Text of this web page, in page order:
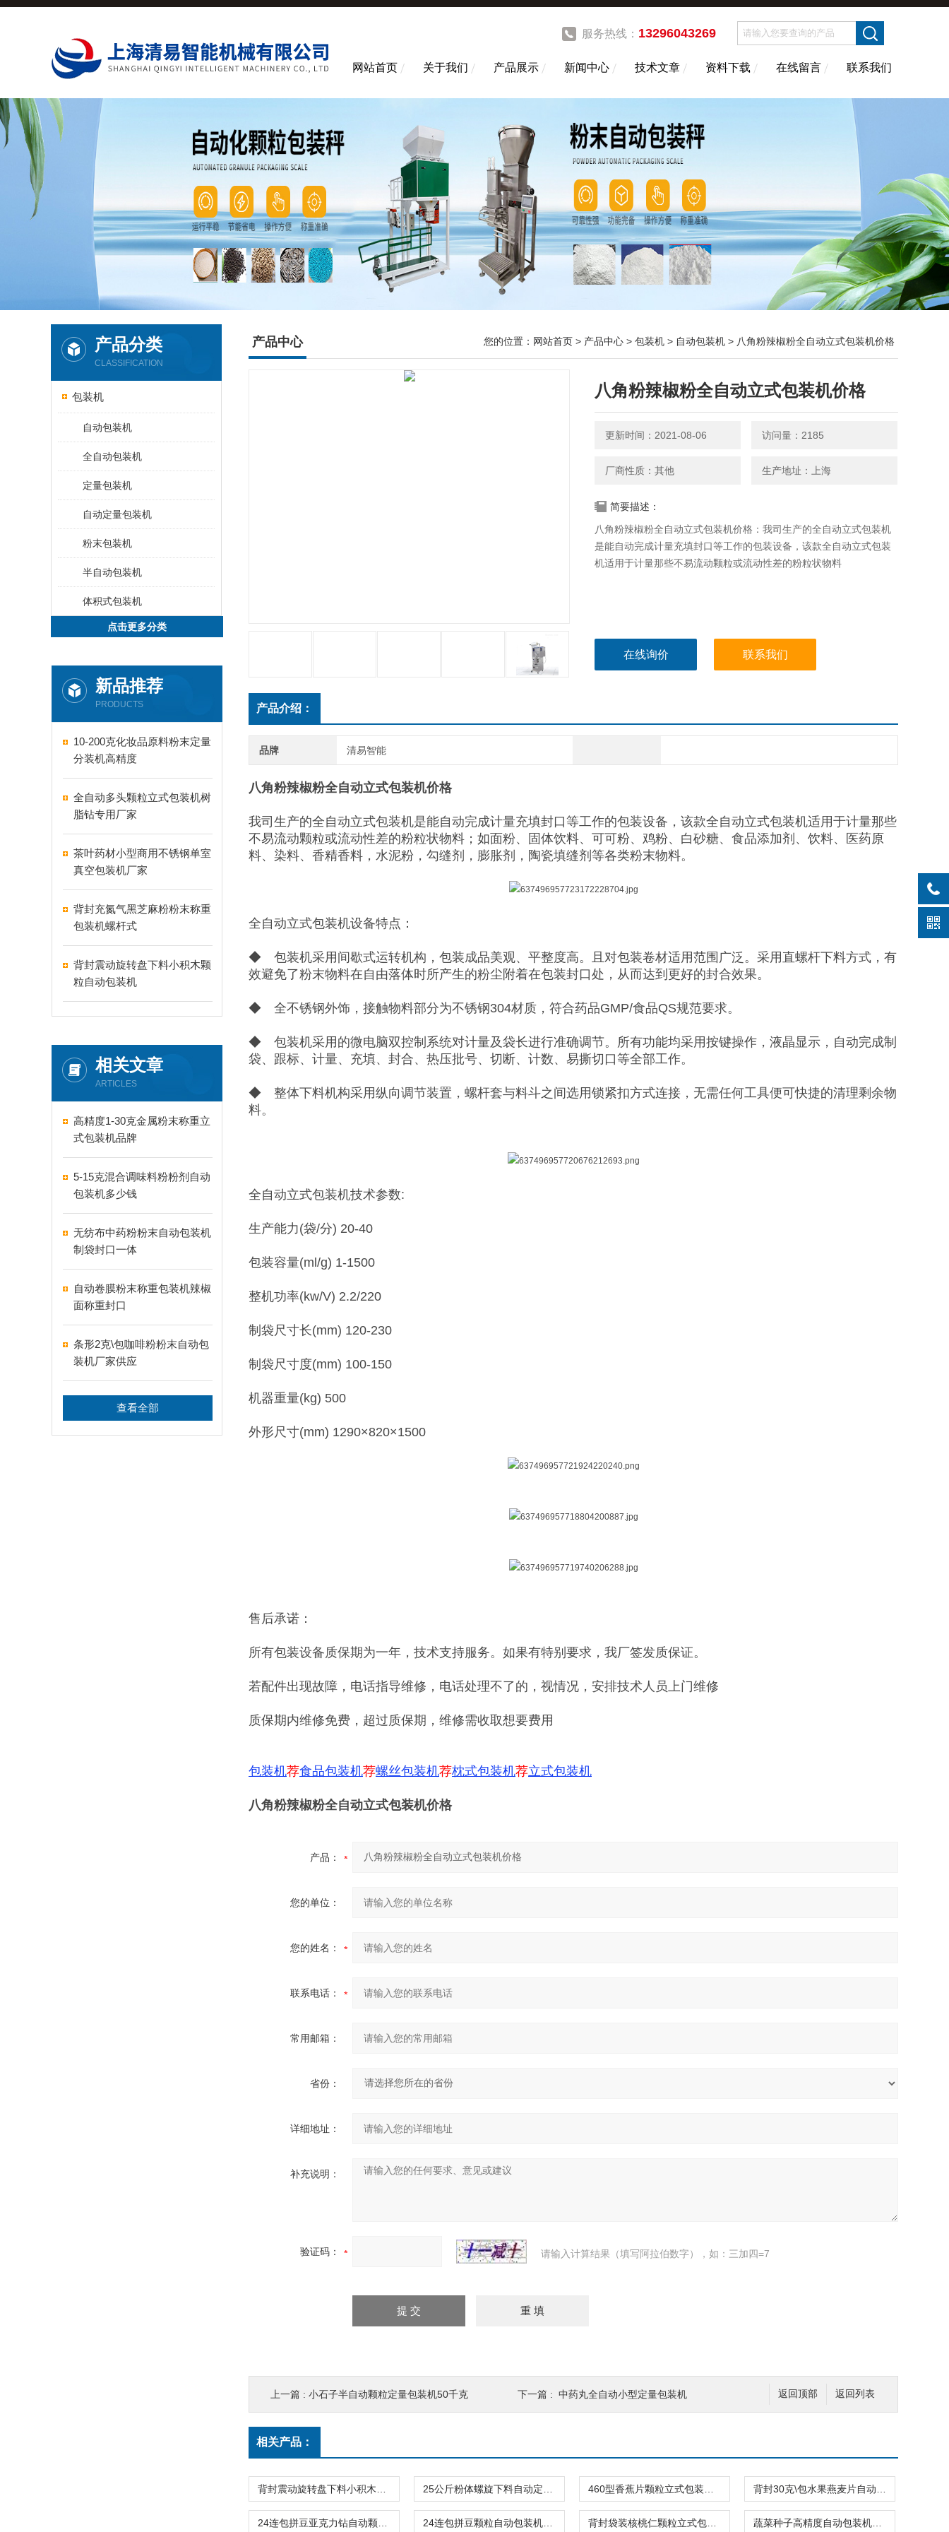
服务热线： 13296043269
网站首页 关于我们 产品展示 新闻中心 技术文章 资料下载 在线留言 联系我们
产品分类
CLASSIFICATION
包装机
自动包装机
全自动包装机
定量包装机
自动定量包装机
粉末包装机
半自动包装机
体积式包装机
点击更多分类
新品推荐
PRODUCTS
10-200克化妆品原料粉末定量
分装机高精度
全自动多头颗粒立式包装机树
脂钻专用厂家
茶叶药材小型商用不锈钢单室
真空包装机厂家
背封充氮气黑芝麻粉粉末称重
包装机螺杆式
背封震动旋转盘下料小积木颗
粒自动包装机
相关文章
ARTICLES
高精度1-30克金属粉末称重立
式包装机品牌
5-15克混合调味料粉粉剂自动
包装机多少钱
无纺布中药粉粉末自动包装机
制袋封口一体
自动卷膜粉末称重包装机辣椒
面称重封口
条形2克\包咖啡粉粉末自动包
装机厂家供应
查看全部
产品中心 您的位置： 网站首页 > 产品中心 > 包装机 > 自动包装机 > 八角粉辣椒粉全自动立式包装机价格
八角粉辣椒粉全自动立式包装机价格
更新时间：2021-08-06 访问量：2185
厂商性质：其他 生产地址：上海
简要描述：
八角粉辣椒粉全自动立式包装机价格：我司生产的全自动立式包装机​
是能自动完成计量充填封口等工作的包装设备，该款全自动立式包装
机适用于计量那些不易流动颗粒或流动性差的粉粒状物料
在线询价 联系我们
产品介绍：
品牌 清易智能
八角粉辣椒粉全自动立式包装机价格
我司生产的全自动立式包装机是能自动完成计量充填封口等工作的包装设备，该款全自动立式包装机适用于计量那些
不易流动颗粒或流动性差的粉粒状物料；如面粉、固体饮料、可可粉、鸡粉、白砂糖、食品添加剂、饮料、医药原
料、染料、香精香料，水泥粉，勾缝剂，膨胀剂，陶瓷填缝剂等各类粉末物料。
全自动立式包装机设备特点：
◆ 包装机采用间歇式运转机构，包装成品美观、平整度高。且对包装卷材适用范围广泛。采用直螺杆下料方式，有
效避免了粉末物料在自由落体时所产生的粉尘附着在包装封口处，从而达到更好的封合效果。
◆ 全不锈钢外饰，接触物料部分为不锈钢304材质，符合药品GMP/食品QS规范要求。
◆ 包装机采用的微电脑双控制系统对计量及袋长进行准确调节。所有功能均采用按键操作，液晶显示，自动完成制
袋、跟标、计量、充填、封合、热压批号、切断、计数、易撕切口等全部工作。
◆ 整体下料机构采用纵向调节装置，螺杆套与料斗之间选用锁紧扣方式连接，无需任何工具便可快捷的清理剩余物
料。
全自动立式包装机技术参数:
生产能力(袋/分) 20-40
包装容量(ml/g) 1-1500
整机功率(kw/V) 2.2/220
制袋尺寸长(mm) 120-230
制袋尺寸度(mm) 100-150
机器重量(kg) 500
外形尺寸(mm) 1290×820×1500
售后承诺：
所有包装设备质保期为一年，技术支持服务。如果有特别要求，我厂签发质保证。
若配件出现故障，电话指导维修，电话处理不了的，视情况，安排技术人员上门维修
质保期内维修免费，超过质保期，维修需收取想要费用
包装机荐食品包装机荐螺丝包装机荐枕式包装机荐立式包装机
八角粉辣椒粉全自动立式包装机价格
产品：
您的单位：
您的姓名：
联系电话：
常用邮箱：
省份：
详细地址：
补充说明：
验证码： 请输入计算结果（填写阿拉伯数字），如：三加四=7
返回列表
返回顶部
上一篇 : 小石子半自动颗粒定量包装机50千克 下一篇 : 中药丸全自动小型定量包装机
相关产品：